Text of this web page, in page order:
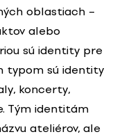
oblastiach –
alebo
sú identity pre
typom sú identity
koncerty,
Tým identitám
ateliérov, ale